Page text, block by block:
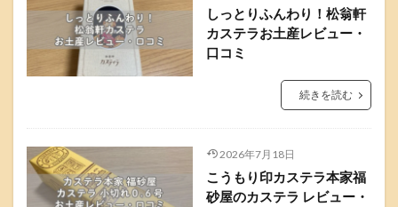
しっとりふんわり！松翁軒
カステラお土産レビュー・
口コミ
続きを読む
2026年7月18日
こうもり印カステラ本家福
砂屋のカステラ レビュー・